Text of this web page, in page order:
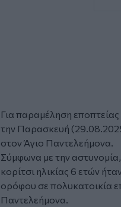
Για παραμέληση
την Παρασκευή
στον Άγιο Παντελεήμονα.
Σύμφωνα με την
κορίτσι ηλικίας 6 ετών
ορόφου σε πολυκατοικία
Παντελεήμονα.